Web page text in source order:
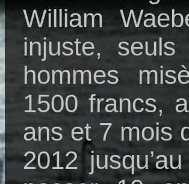
William
injuste,
hommes
1500 francs,
ans et 7 mois
2012